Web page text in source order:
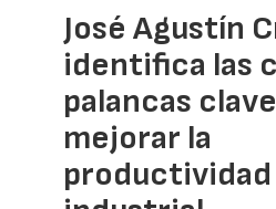
José Agustín
identifica las
palancas
mejorar la
productividad